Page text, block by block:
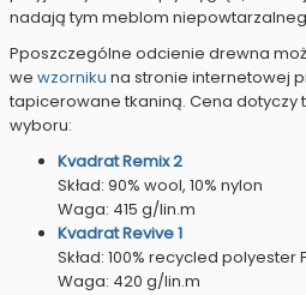
nadają tym meblom
Pposzczególne odcienie drewna
we wzorniku na stronie internetowej
tapicerowane tkaniną. Cena dotyczy
wyboru:
Kvadrat Remix 2
Skład: 90% wool, 10% nylon
Waga: 415 g/lin.m
Kvadrat Revive 1
Skład: 100% recycled polyester
Waga: 420 g/lin.m